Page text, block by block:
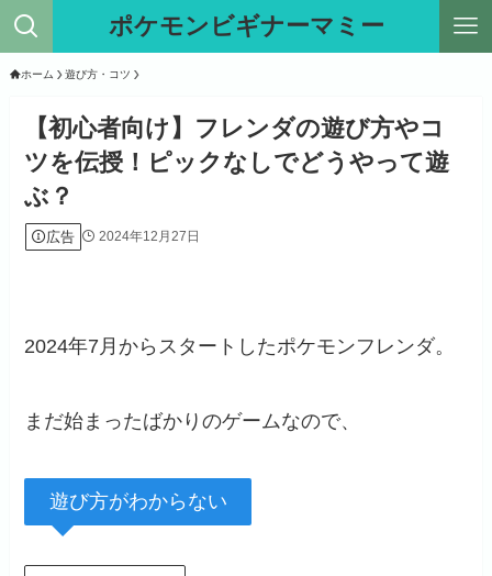
ポケモンビギナーマミー
ホーム 遊び方・コツ
【初心者向け】フレンダの遊び方やコ
ツを伝授！ピックなしでどうやって遊
ぶ？
広告 2024年12月27日
2024年7月からスタートしたポケモンフレンダ。
まだ始まったばかりのゲームなので、
遊び方がわからない